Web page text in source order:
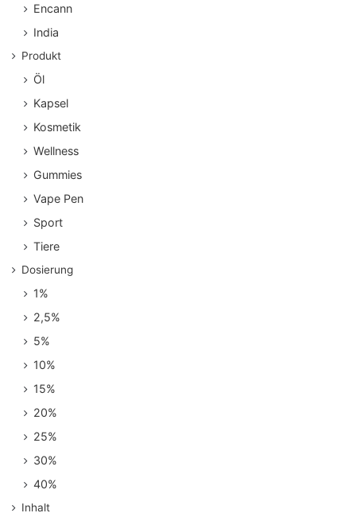
Encann
India
Produkt
Öl
Kapsel
Kosmetik
Wellness
Gummies
Vape Pen
Sport
Tiere
Dosierung
1%
2,5%
5%
10%
15%
20%
25%
30%
40%
Inhalt